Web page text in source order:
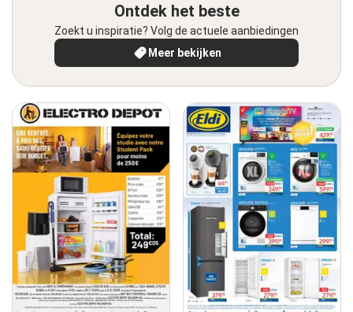
Ontdek het beste
Zoekt u inspiratie? Volg de actuele aanbiedingen
Meer bekijken